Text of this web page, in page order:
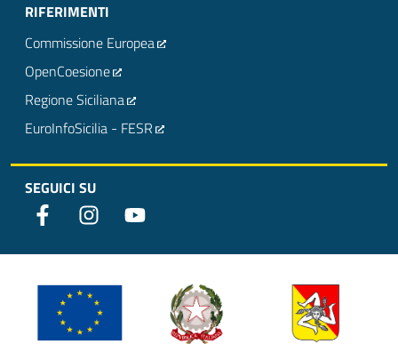
RIFERIMENTI
Commissione Europea
OpenCoesione
Regione Siciliana
EuroInfoSicilia - FESR
SEGUICI SU